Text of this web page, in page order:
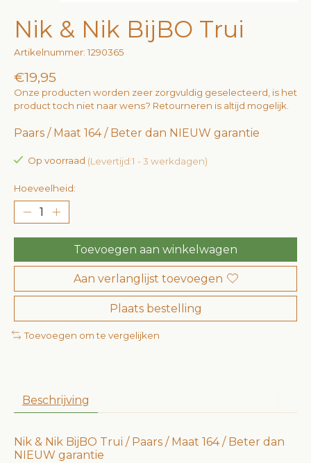
Nik & Nik BijBO Trui
Artikelnummer: 1290365
€19,95
Onze producten worden zeer zorgvuldig geselecteerd, is het
product toch niet naar wens? Retourneren is altijd mogelijk.
Paars / Maat 164 / Beter dan NIEUW garantie
Op voorraad (Levertijd:1 - 3 werkdagen)
Hoeveelheid:
Toevoegen aan winkelwagen
Aan verlanglijst toevoegen
Plaats bestelling
Toevoegen om te vergelijken
Beschrijving
Nik & Nik BijBO Trui / Paars / Maat 164 / Beter dan
NIEUW garantie